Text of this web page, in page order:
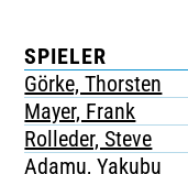
SPIELER
Görke, Thorsten
Mayer, Frank
Rolleder, Steve
Adamu, Yakubu